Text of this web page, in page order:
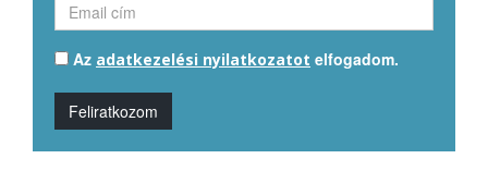
Az adatkezelési nyilatkozatot elfogadom.
Feliratkozom